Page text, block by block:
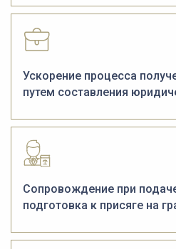
Ускорение процесса
путем составления
Сопровождение при
подготовка к присяге на